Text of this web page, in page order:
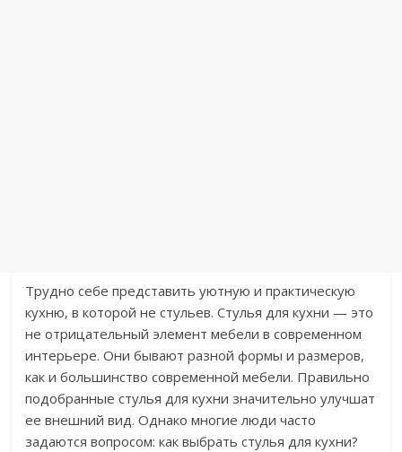
Трудно себе представить уютную и практическую
кухню, в которой не стульев. Стулья для кухни — это
не отрицательный элемент мебели в современном
интерьере. Они бывают разной формы и размеров,
как и большинство современной мебели. Правильно
подобранные стулья для кухни значительно улучшат
ее внешний вид. Однако многие люди часто
задаются вопросом: как выбрать стулья для кухни?